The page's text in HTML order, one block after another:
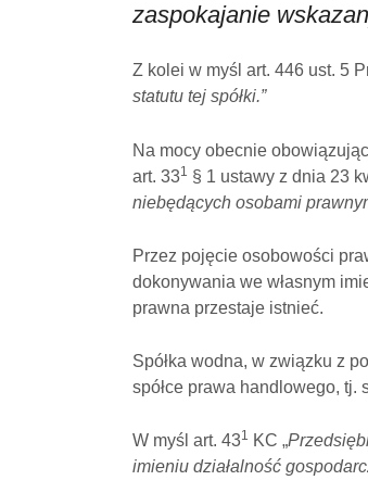
zaspokajanie
Z kolei w myśl art. 446 ust. 5
statutu tej spółki.”
Na mocy obecnie
art. 331 § 1 ustawy z dnia 23
niebędących osobami
Przez pojęcie osobowości
dokonywania we własnym
prawna przestaje istnieć.
Spółka wodna, w związku z
spółce prawa handlowego, tj.
W myśl art. 431 KC „
imieniu działalność